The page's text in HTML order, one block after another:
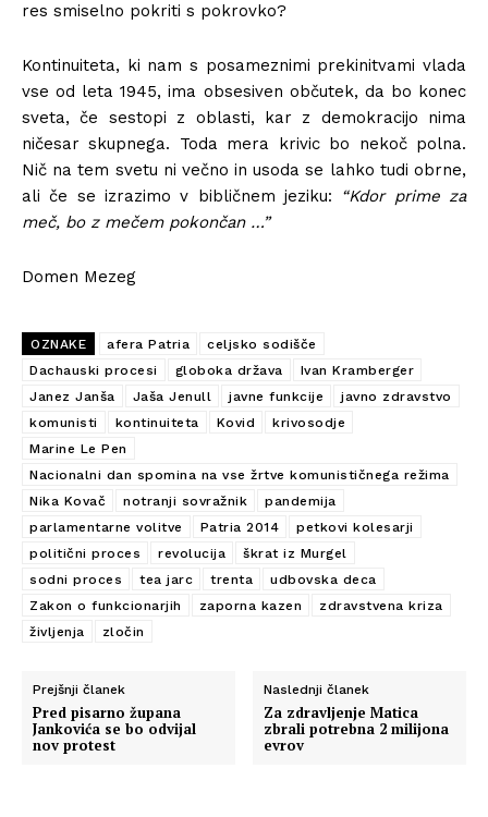
res smiselno pokriti s pokrovko?
Kontinuiteta, ki nam s posameznimi prekinitvami vlada
vse od leta 1945, ima obsesiven občutek, da bo konec
sveta, če sestopi z oblasti, kar z demokracijo nima
ničesar skupnega. Toda mera krivic bo nekoč polna.
Nič na tem svetu ni večno in usoda se lahko tudi obrne,
ali če se izrazimo v bibličnem jeziku: “Kdor prime za
meč, bo z mečem pokončan …”
Domen Mezeg
OZNAKE afera Patria
celjsko sodišče
Dachauski procesi
globoka država
Ivan Kramberger
Janez Janša
Jaša Jenull javne funkcije
javno zdravstvo
komunisti
kontinuiteta Kovid
krivosodje
Marine Le Pen
Nacionalni dan spomina na vse žrtve komunističnega režima
Nika Kovač
notranji sovražnik
pandemija
parlamentarne volitve
Patria 2014
petkovi kolesarji
politični proces
revolucija
škrat iz Murgel
sodni proces
tea jarc trenta
udbovska deca
Zakon o funkcionarjih
zaporna kazen
zdravstvena kriza
življenja
zločin
Prejšnji članek
Pred pisarno župana
Jankovića se bo odvijal
nov protest
Naslednji članek
Za zdravljenje Matica
zbrali potrebna 2 milijona
evrov